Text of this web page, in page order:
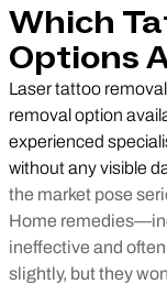
Which
Options
Laser tattoo
removal option
experienced
without any visible
the market pose
Home remedies—
ineffective and
slightly, but they